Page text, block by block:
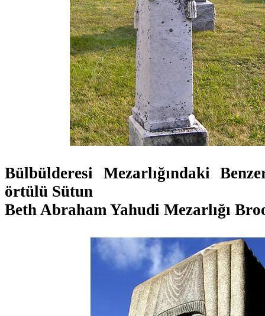
Bülbülderesi Mezarlığındaki
örtülü Sütun
Beth Abraham Yahudi Mezarlığı